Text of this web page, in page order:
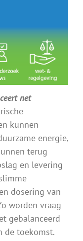
net
kunnen
energie,
terug
en levering
dosering van
worden vraag
gebalanceerd
de toekomst.